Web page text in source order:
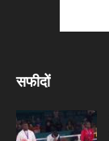
सफीदों